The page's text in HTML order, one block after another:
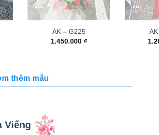
AK – G225
1.450.000₫
thêm mẫu
Viếng